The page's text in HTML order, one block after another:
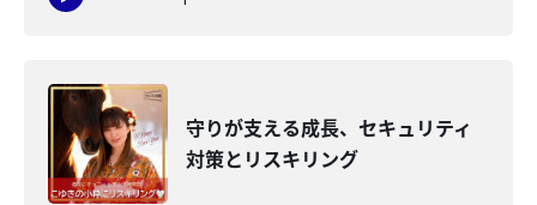
守りが支える成長、セキュリティ
対策とリスキリング